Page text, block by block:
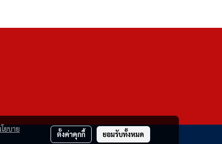
ยบาย
ตั้งค่าคุกกี้ ยอมรับทั้งหมด